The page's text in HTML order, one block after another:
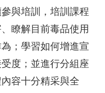
與培訓，培訓課程
瞭解目前毒品使用
；學習如何增進宣
度；並進行分組座
容十分精采與全